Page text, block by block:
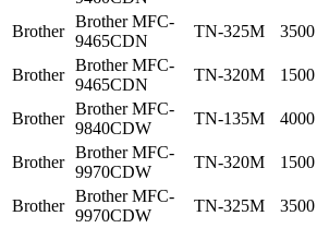
Brother
Brother MFC-
9465CDN
TN-325M 3500
Brother
Brother MFC-
9465CDN
TN-320M 1500
Brother
Brother MFC-
9840CDW
TN-135M 4000
Brother
Brother MFC-
9970CDW
TN-320M 1500
Brother
Brother MFC-
9970CDW
TN-325M 3500